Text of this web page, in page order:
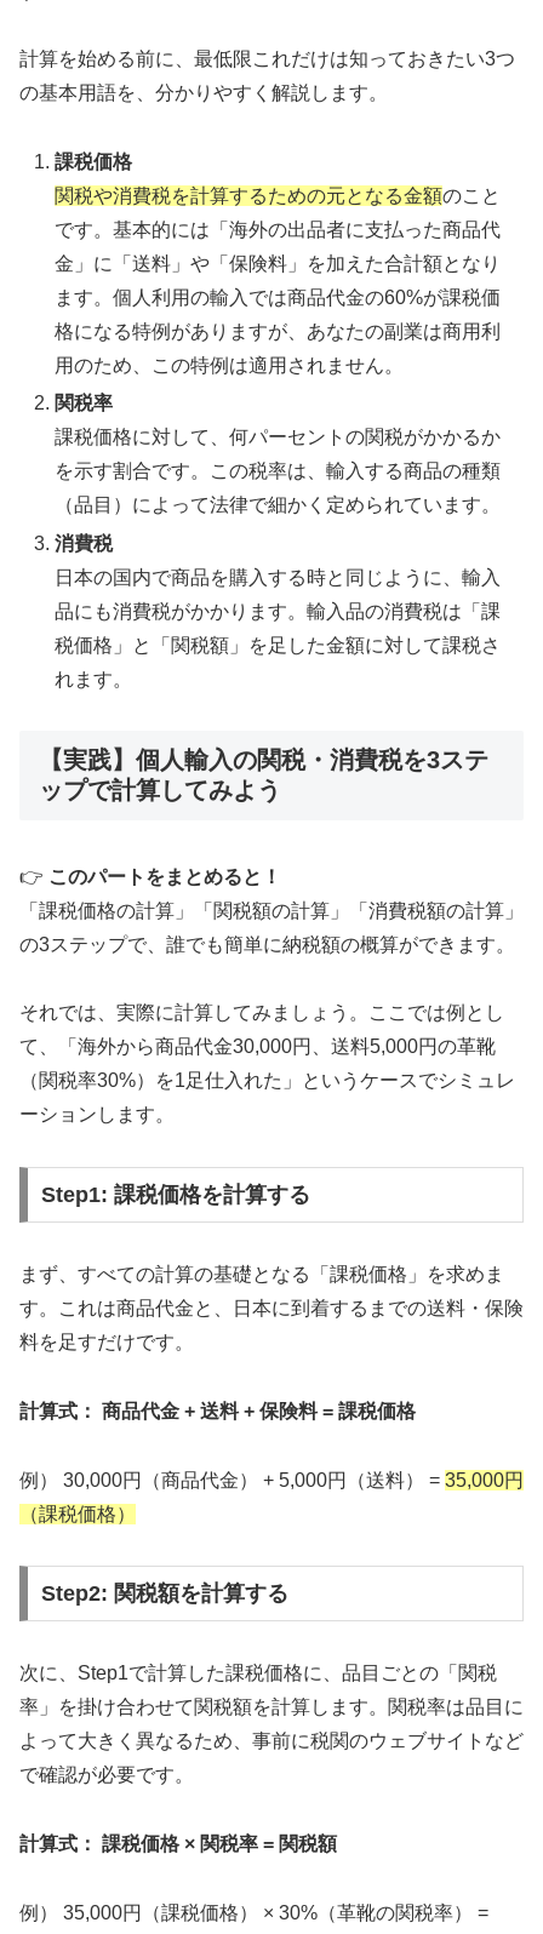
計算を始める前に、最低限これだけは知っておきたい3つ
の基本用語を、分かりやすく解説します。
課税価格
関税や消費税を計算するための元となる金額のこと
です。基本的には「海外の出品者に支払った商品代
金」に「送料」や「保険料」を加えた合計額となり
ます。個人利用の輸入では商品代金の60%が課税価
格になる特例がありますが、あなたの副業は商用利
用のため、この特例は適用されません。
関税率
課税価格に対して、何パーセントの関税がかかるか
を示す割合です。この税率は、輸入する商品の種類
（品目）によって法律で細かく定められています。
消費税
日本の国内で商品を購入する時と同じように、輸入
品にも消費税がかかります。輸入品の消費税は「課
税価格」と「関税額」を足した金額に対して課税さ
れます。
【実践】個人輸入の関税・消費税を3ステ
ップで計算してみよう
👉 このパートをまとめると！
「課税価格の計算」「関税額の計算」「消費税額の計算」
の3ステップで、誰でも簡単に納税額の概算ができます。
それでは、実際に計算してみましょう。ここでは例とし
て、「海外から商品代金30,000円、送料5,000円の革靴
（関税率30%）を1足仕入れた」というケースでシミュレ
ーションします。
Step1: 課税価格を計算する
まず、すべての計算の基礎となる「課税価格」を求めま
す。これは商品代金と、日本に到着するまでの送料・保険
料を足すだけです。
計算式： 商品代金 + 送料 + 保険料 = 課税価格
例） 30,000円（商品代金） + 5,000円（送料） = 35,000円
（課税価格）
Step2: 関税額を計算する
次に、Step1で計算した課税価格に、品目ごとの「関税
率」を掛け合わせて関税額を計算します。関税率は品目に
よって大きく異なるため、事前に税関のウェブサイトなど
で確認が必要です。
計算式： 課税価格 × 関税率 = 関税額
例） 35,000円（課税価格） × 30%（革靴の関税率） =